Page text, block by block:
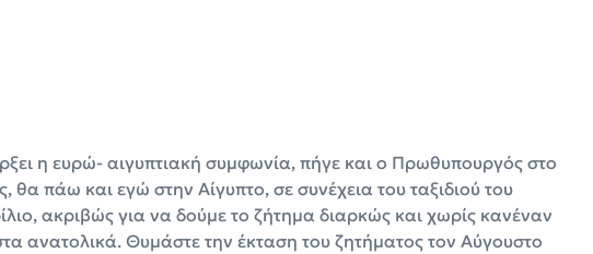
η ευρώ- αιγυπτιακή συμφωνία, πήγε και ο Πρωθυπουργός στο
θα πάω και εγώ στην Αίγυπτο, σε συνέχεια του ταξιδιού του
ακριβώς για να δούμε το ζήτημα διαρκώς και χωρίς κανέναν
ανατολικά. Θυμάστε την έκταση του ζητήματος τον Αύγουστο